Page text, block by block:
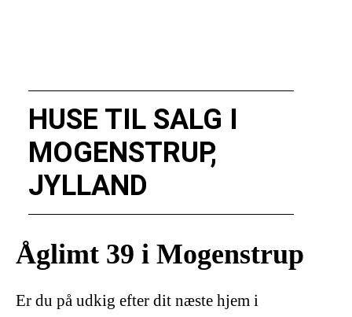
HUSE TIL SALG I
MOGENSTRUP,
JYLLAND
Åglimt 39 i Mogenstrup
Er du på udkig efter dit næste hjem i